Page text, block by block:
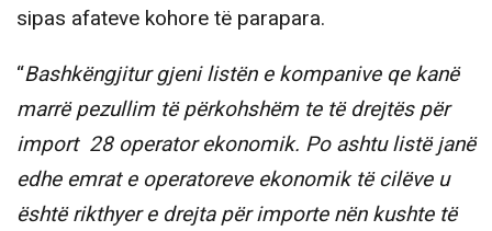
sipas afateve kohore të parapara.
“Bashkëngjitur gjeni listën e kompanive qe kanë
marrë pezullim të përkohshëm te të drejtës për
import 28 operator ekonomik. Po ashtu listë janë
edhe emrat e operatoreve ekonomik të cilëve u
është rikthyer e drejta për importe nën kushte të